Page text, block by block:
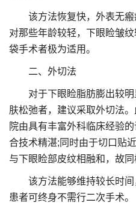
该方法恢复快，外表无瘢
对那些年龄较轻，下眼睑皱
袋手术者极为适用。
二、外切法
对于下眼睑脂肪膨出较明
肤松弛者，建议采取外切法
院由具有丰富外科临床经验
合技术精湛;同时由于切口贴
与下眼睑部皮纹相融和，故同
该方法能够维持较长时间
患者可终身不需行二次手术。